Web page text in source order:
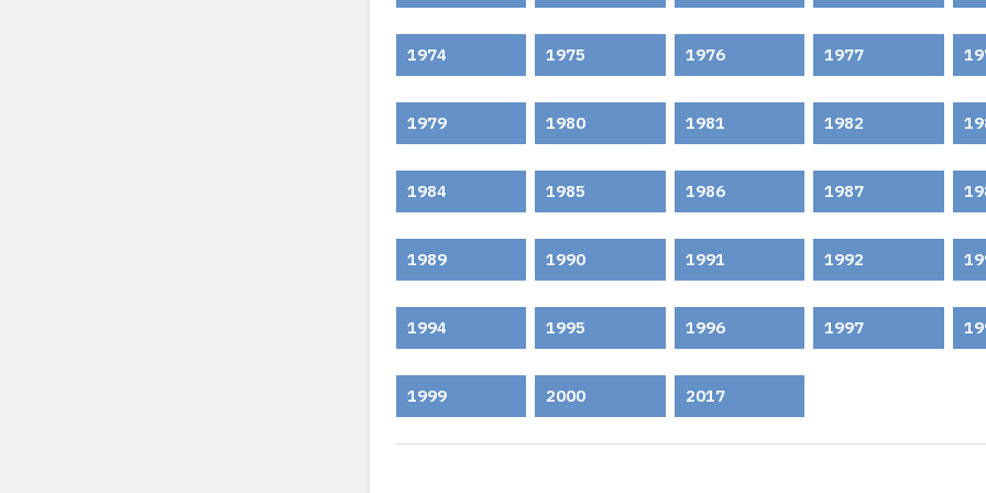
1974 1975 1976 1977
1979 1980 1981 1982
1984 1985 1986 1987
1989 1990 1991 1992
1994 1995 1996 1997
1999 2000 2017